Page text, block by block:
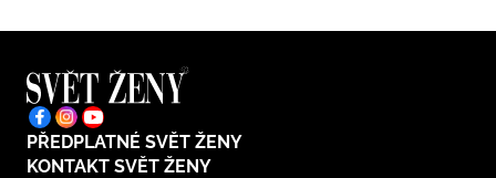
PŘEDPLATNÉ SVĚT ŽENY
KONTAKT SVĚT ŽENY